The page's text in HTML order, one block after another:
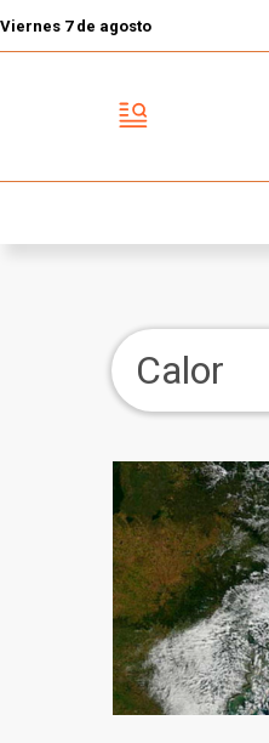
Viernes 7 de agosto
Calor